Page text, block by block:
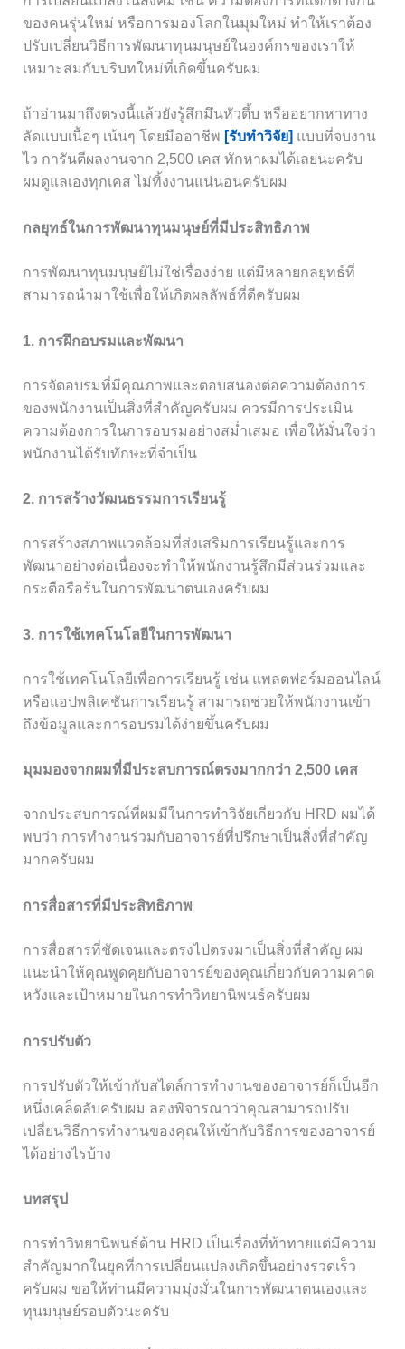
ของคนรุ่นใหม่ หรือการมองโลกในมุมใหม่ ทำให้เราต้อง
ปรับเปลี่ยนวิธีการพัฒนาทุนมนุษย์ในองค์กรของเราให้
เหมาะสมกับบริบทใหม่ที่เกิดขึ้นครับผม
ถ้าอ่านมาถึงตรงนี้แล้วยังรู้สึกมึนหัวตึ้บ หรืออยากหาทาง
ลัดแบบเนื้อๆ เน้นๆ โดยมืออาชีพ [รับทำวิจัย] แบบที่จบงาน
ไว การันตีผลงานจาก 2,500 เคส ทักหาผมได้เลยนะครับ
ผมดูแลเองทุกเคส ไม่ทิ้งงานแน่นอนครับผม
กลยุทธ์ในการพัฒนาทุนมนุษย์ที่มีประสิทธิภาพ
การพัฒนาทุนมนุษย์ไม่ใช่เรื่องง่าย แต่มีหลายกลยุทธ์ที่
สามารถนำมาใช้เพื่อให้เกิดผลลัพธ์ที่ดีครับผม
1. การฝึกอบรมและพัฒนา
การจัดอบรมที่มีคุณภาพและตอบสนองต่อความต้องการ
ของพนักงานเป็นสิ่งที่สำคัญครับผม ควรมีการประเมิน
ความต้องการในการอบรมอย่างสม่ำเสมอ เพื่อให้มั่นใจว่า
พนักงานได้รับทักษะที่จำเป็น
2. การสร้างวัฒนธรรมการเรียนรู้
การสร้างสภาพแวดล้อมที่ส่งเสริมการเรียนรู้และการ
พัฒนาอย่างต่อเนื่องจะทำให้พนักงานรู้สึกมีส่วนร่วมและ
กระตือรือร้นในการพัฒนาตนเองครับผม
3. การใช้เทคโนโลยีในการพัฒนา
การใช้เทคโนโลยีเพื่อการเรียนรู้ เช่น แพลตฟอร์มออนไลน์
หรือแอปพลิเคชันการเรียนรู้ สามารถช่วยให้พนักงานเข้า
ถึงข้อมูลและการอบรมได้ง่ายขึ้นครับผม
มุมมองจากผมที่มีประสบการณ์ตรงมากกว่า 2,500 เคส
จากประสบการณ์ที่ผมมีในการทำวิจัยเกี่ยวกับ HRD ผมได้
พบว่า การทำงานร่วมกับอาจารย์ที่ปรึกษาเป็นสิ่งที่สำคัญ
มากครับผม
การสื่อสารที่มีประสิทธิภาพ
การสื่อสารที่ชัดเจนและตรงไปตรงมาเป็นสิ่งที่สำคัญ ผม
แนะนำให้คุณพูดคุยกับอาจารย์ของคุณเกี่ยวกับความคาด
หวังและเป้าหมายในการทำวิทยานิพนธ์ครับผม
การปรับตัว
การปรับตัวให้เข้ากับสไตล์การทำงานของอาจารย์ก็เป็นอีก
หนึ่งเคล็ดลับครับผม ลองพิจารณาว่าคุณสามารถปรับ
เปลี่ยนวิธีการทำงานของคุณให้เข้ากับวิธีการของอาจารย์
ได้อย่างไรบ้าง
บทสรุป
การทำวิทยานิพนธ์ด้าน HRD เป็นเรื่องที่ท้าทายแต่มีความ
สำคัญมากในยุคที่การเปลี่ยนแปลงเกิดขึ้นอย่างรวดเร็ว
ครับผม ขอให้ท่านมีความมุ่งมั่นในการพัฒนาตนเองและ
ทุนมนุษย์รอบตัวนะครับ